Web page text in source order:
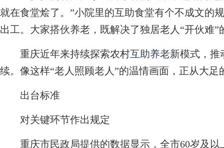
就在食堂烩了。”小院里的互助食堂有个不成文的
出工。大家搭伙养老，既解决了独居老人“开伙难
重庆近年来持续探索农村互助养老新模式，推
续。像这样“老人照顾老人”的温情画面，正从大
出台标准
对关键环节作出规定
重庆市民政局提供的数据显示，全市60岁及以